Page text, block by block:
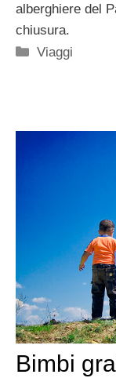
alberghiere del
chiusura.
Categorie
Viaggi
Bimbi